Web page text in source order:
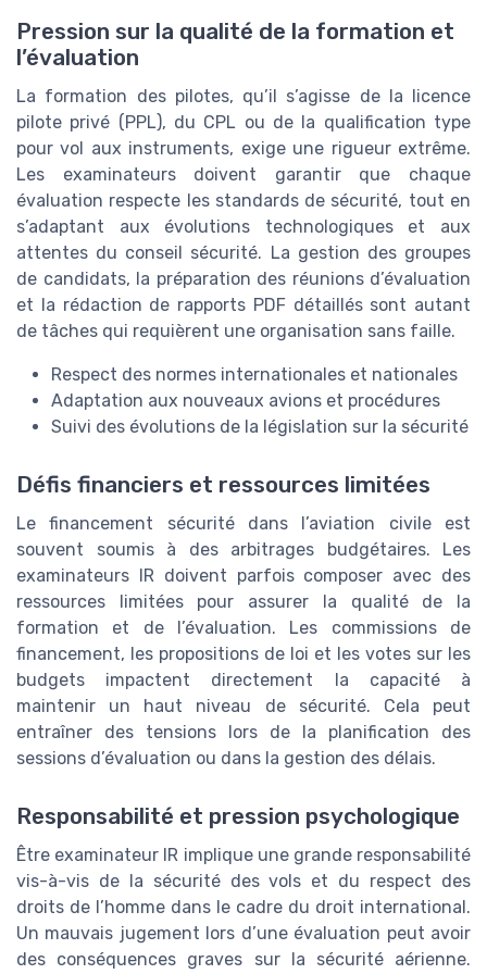
Pression sur la qualité de la formation et
l’évaluation
La formation des pilotes, qu’il s’agisse de la licence
pilote privé (PPL), du CPL ou de la qualification type
pour vol aux instruments, exige une rigueur extrême.
Les examinateurs doivent garantir que chaque
évaluation respecte les standards de sécurité, tout en
s’adaptant aux évolutions technologiques et aux
attentes du conseil sécurité. La gestion des groupes
de candidats, la préparation des réunions d’évaluation
et la rédaction de rapports PDF détaillés sont autant
de tâches qui requièrent une organisation sans faille.
Respect des normes internationales et nationales
Adaptation aux nouveaux avions et procédures
Suivi des évolutions de la législation sur la sécurité
Défis financiers et ressources limitées
Le financement sécurité dans l’aviation civile est
souvent soumis à des arbitrages budgétaires. Les
examinateurs IR doivent parfois composer avec des
ressources limitées pour assurer la qualité de la
formation et de l’évaluation. Les commissions de
financement, les propositions de loi et les votes sur les
budgets impactent directement la capacité à
maintenir un haut niveau de sécurité. Cela peut
entraîner des tensions lors de la planification des
sessions d’évaluation ou dans la gestion des délais.
Responsabilité et pression psychologique
Être examinateur IR implique une grande responsabilité
vis-à-vis de la sécurité des vols et du respect des
droits de l’homme dans le cadre du droit international.
Un mauvais jugement lors d’une évaluation peut avoir
des conséquences graves sur la sécurité aérienne.